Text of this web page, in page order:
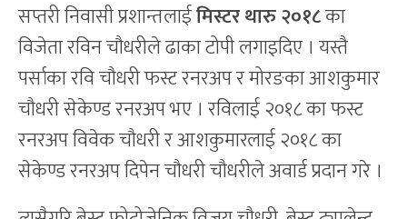
सप्तरी निवासी प्रशान्तलाईमिस्टर थारु २०१८का
विजेता रविन चौधरीले ढाका टोपी लगाइदिए । यस्तै
पर्साका रवि चौधरी फस्ट रनरअप र मोरङका आशकुमार
चौधरी सेकेण्ड रनरअप भए । रविलाई २०१८ का फस्ट
रनरअप विवेक चौधरी र आशकुमारलाई २०१८ का
सेकेण्ड रनरअप दिपेन चौधरी चौधरीले अवार्ड प्रदान गरे ।